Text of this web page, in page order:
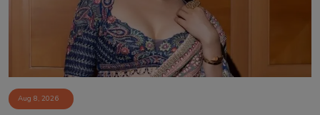
Aug 8, 2026